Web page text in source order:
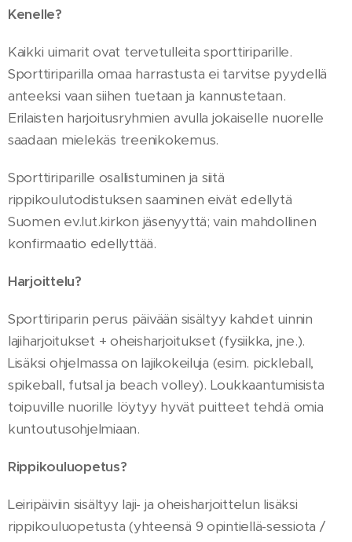
Kenelle?
Kaikki uimarit ovat tervetulleita sporttiriparille.
Sporttiriparilla omaa harrastusta ei tarvitse pyydellä
anteeksi vaan siihen tuetaan ja kannustetaan.
Erilaisten harjoitusryhmien avulla jokaiselle nuorelle
saadaan mielekäs treenikokemus.
Sporttiriparille osallistuminen ja siitä
rippikoulutodistuksen saaminen eivät edellytä
Suomen ev.lut.kirkon jäsenyyttä; vain mahdollinen
konfirmaatio edellyttää.
Harjoittelu?
Sporttiriparin perus päivään sisältyy kahdet uinnin
lajiharjoitukset + oheisharjoitukset (fysiikka, jne.).
Lisäksi ohjelmassa on lajikokeiluja (esim. pickleball,
spikeball, futsal ja beach volley). Loukkaantumisista
toipuville nuorille löytyy hyvät puitteet tehdä omia
kuntoutusohjelmiaan.
Rippikouluopetus?
Leiripäiviin sisältyy laji- ja oheisharjoittelun lisäksi
rippikouluopetusta (yhteensä 9 opintiellä-sessiota /